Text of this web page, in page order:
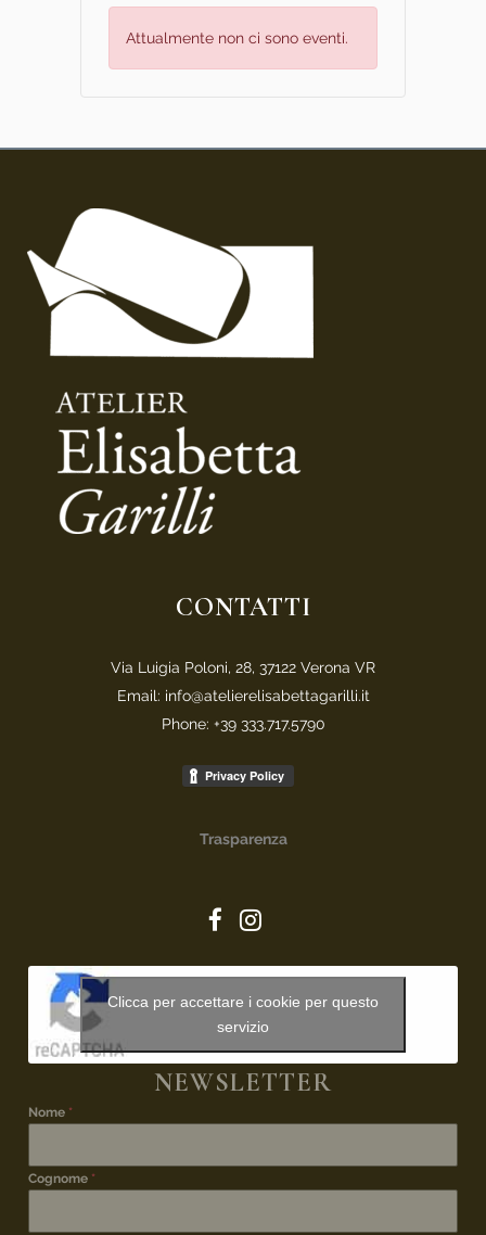
Attualmente non ci sono eventi.
CONTATTI
Via Luigia Poloni, 28, 37122 Verona VR
Email: info@atelierelisabettagarilli.it
Phone: +39 333.717.5790
Trasparenza
Clicca per accettare i cookie per questo
servizio
NEWSLETTER
Nome *
Cognome *